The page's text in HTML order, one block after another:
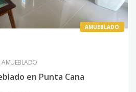
AMUEBLADO
AMUEBLADO
en Punta Cana